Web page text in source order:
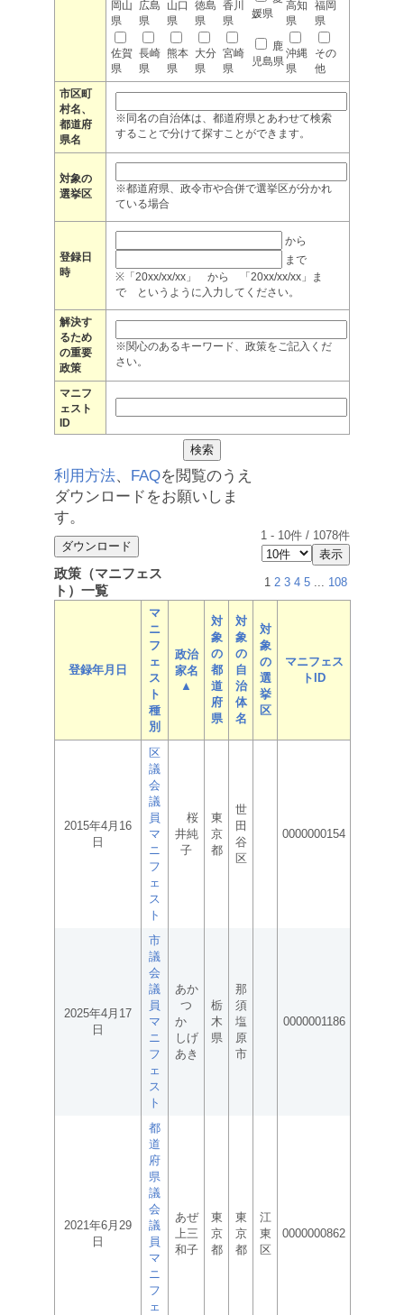
岡山
県
広島
県
山口
県
徳島
県
香川
県
媛県
高知
県
福岡
県
佐賀
県
長崎
県
熊本
県
大分
県
宮崎
県
鹿
児島県
沖縄
県
その
他
市区町
村名、
都道府
県名
※同名の自治体は、都道府県とあわせて検索
することで分けて探すことができます。
対象の
選挙区
※都道府県、政令市や合併で選挙区が分かれ
ている場合
登録日
時
から
まで
※「20xx/xx/xx」 から 「20xx/xx/xx」ま
で というように入力してください。
解決す
るため
の重要
政策
※関心のあるキーワード、政策をご記入くだ
さい。
マニフ
ェスト
ID
利用方法、 FAQを閲覧のうえ
ダウンロードをお願いしま
す。
1 - 10件 / 1078件
政策（マニフェス
ト）一覧
1 2 3 4 5 ... 108
登録年月日
マ
ニ
フ
ェ
ス
ト
種
別
政治
家名
▲
対
象
の
都
道
府
県
対
象
の
自
治
体
名
対
象
の
選
挙
区
マニフェス
トID
2015年4月16
日
区
議
会
議
員
マ
ニ
フ
ェ
ス
ト
桜
井純
子
東
京
都
世
田
谷
区
0000000154
2025年4月17
日
市
議
会
議
員
マ
ニ
フ
ェ
ス
ト
あか
つ
か
しげ
あき
栃
木
県
那
須
塩
原
市
0000001186
2021年6月29
日
都
道
府
県
議
会
議
員
マ
ニ
フ
ェ
あぜ
上三
和子
東
京
都
東
京
都
江
東
区
0000000862